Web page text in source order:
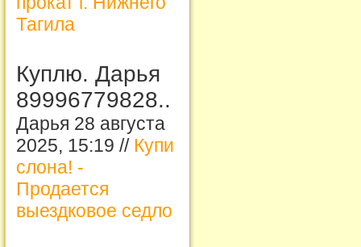
Тагила
Куплю. Дарья
89996779828..
Дарья 28 августа
2025, 15:19 // Купи
слона! -
Продается
выездковое седло